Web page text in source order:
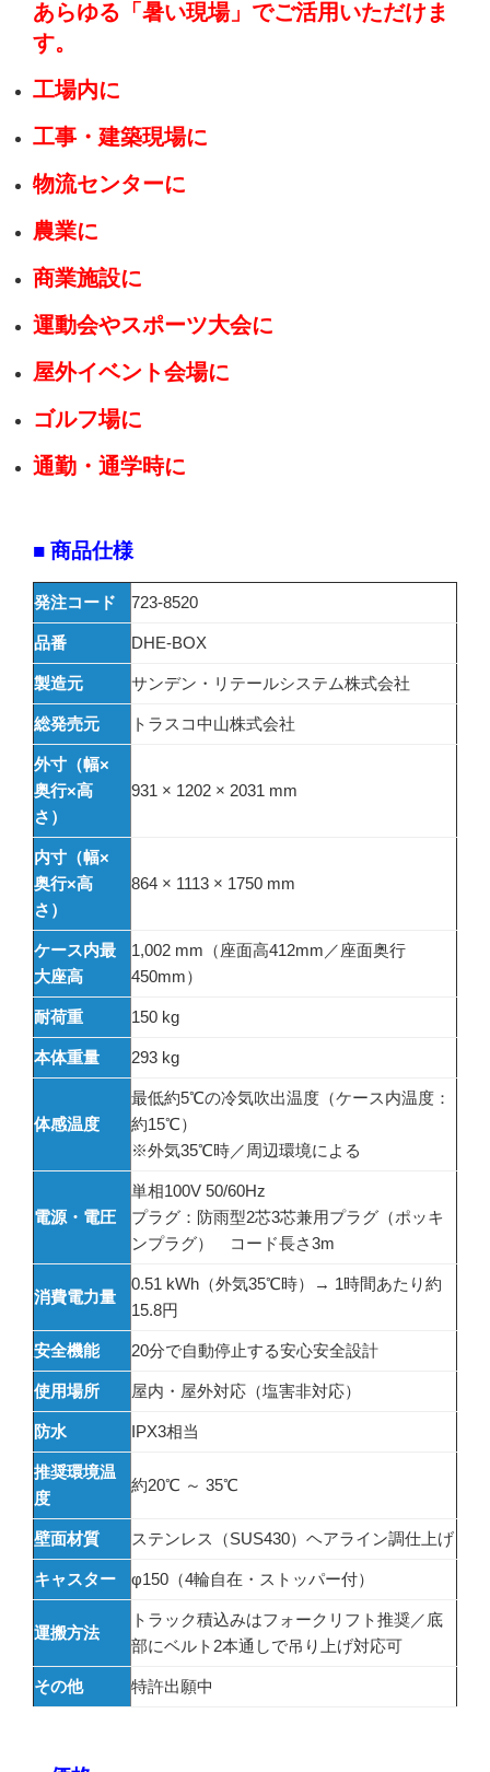
あらゆる「暑い現場」でご活用いただけま
す。
工場内に
工事・建築現場に
物流センターに
農業に
商業施設に
運動会やスポーツ大会に
屋外イベント会場に
ゴルフ場に
通勤・通学時に
■ 商品仕様
発注コード 723-8520
品番 DHE-BOX
製造元 サンデン・リテールシステム株式会社
総発売元 トラスコ中山株式会社
外寸（幅×
奥行×高
さ）
931 × 1202 × 2031 mm
内寸（幅×
奥行×高
さ）
864 × 1113 × 1750 mm
ケース内最
大座高
1,002 mm（座面高412mm／座面奥行
450mm）
耐荷重 150 kg
本体重量 293 kg
体感温度
最低約5℃の冷気吹出温度（ケース内温度：
約15℃）
※外気35℃時／周辺環境による
電源・電圧
単相100V 50/60Hz
プラグ：防雨型2芯3芯兼用プラグ（ポッキ
ンプラグ） コード長さ3m
消費電力量
0.51 kWh（外気35℃時）→ 1時間あたり約
15.8円
安全機能 20分で自動停止する安心安全設計
使用場所 屋内・屋外対応（塩害非対応）
防水 IPX3相当
推奨環境温
度
約20℃ ～ 35℃
壁面材質 ステンレス（SUS430）ヘアライン調仕上げ
キャスター φ150（4輪自在・ストッパー付）
運搬方法
トラック積込みはフォークリフト推奨／底
部にベルト2本通しで吊り上げ対応可
その他 特許出願中